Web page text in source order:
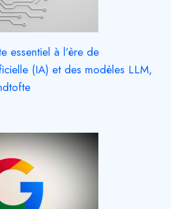
essentiel à l’ère de
(IA) et des modèles LLM,